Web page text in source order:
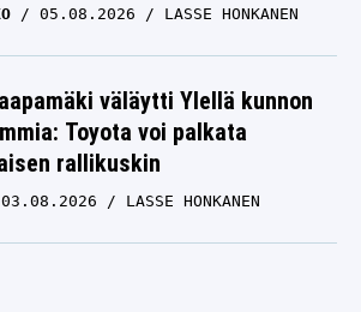
05.08.2026 LASSE HONKANEN
väläytti Ylellä kunnon
Toyota voi palkata
rallikuskin
03.08.2026 LASSE HONKANEN